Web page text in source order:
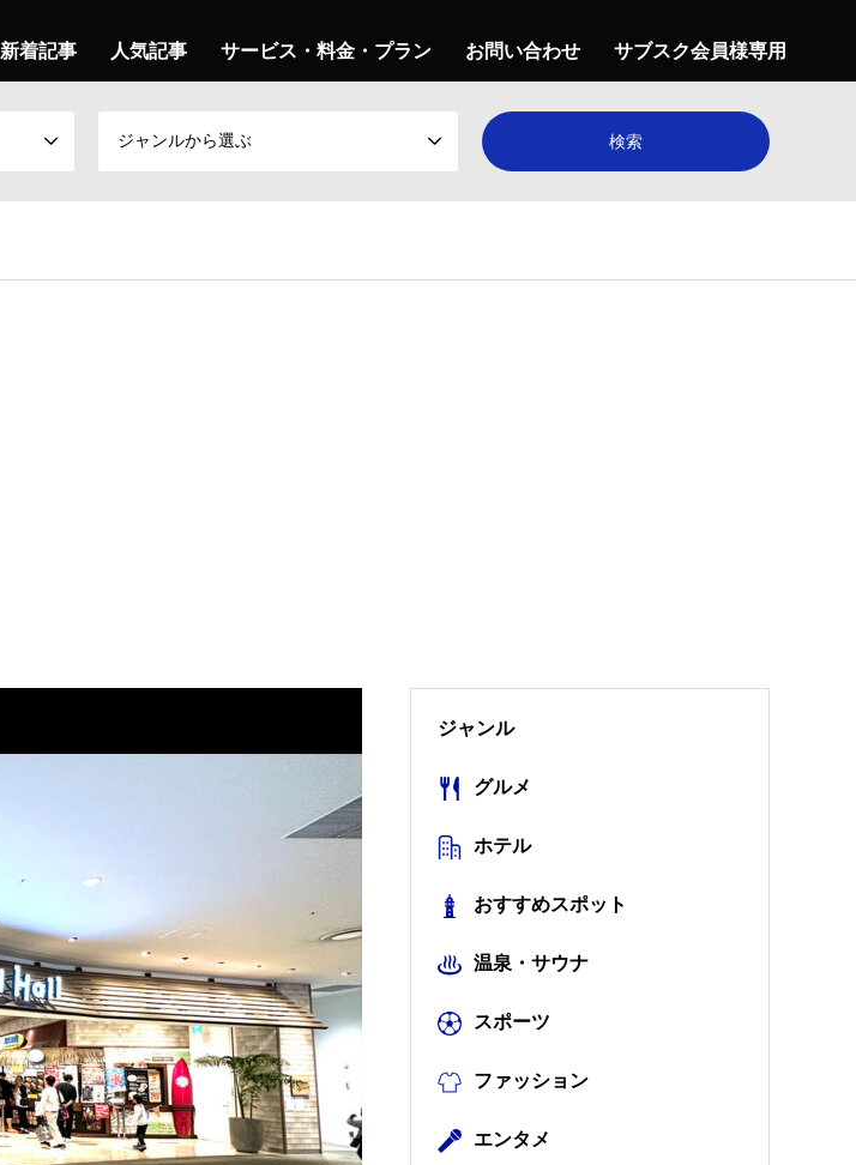
新着記事 人気記事 サービス・料金・プラン お問い合わせ サブスク会員様専用
ジャンルから選ぶ
ジャンル
グルメ
ホテル
おすすめスポット
温泉・サウナ
スポーツ
ファッション
エンタメ